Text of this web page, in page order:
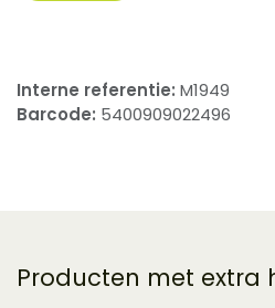
Interne referentie: M1949
Barcode: 5400909022496
Producten met extra